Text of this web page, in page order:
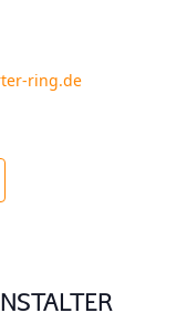
ring.de